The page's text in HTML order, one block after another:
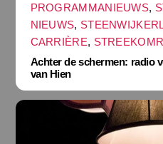
PROGRAMMANIEUWS,
NIEUWS,
CARRIÈRE,
Achter de schermen: radio
van Hien